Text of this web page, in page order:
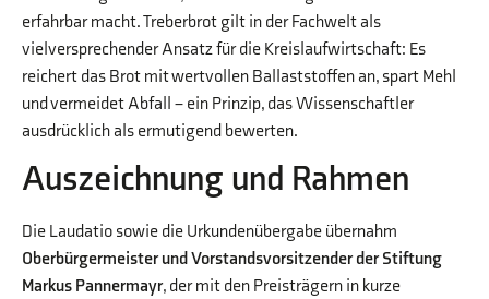
erfahrbar macht. Treberbrot gilt in der Fachwelt als
vielversprechender Ansatz für die Kreislaufwirtschaft: Es
reichert das Brot mit wertvollen Ballaststoffen an, spart Mehl
und vermeidet Abfall – ein Prinzip, das Wissenschaftler
ausdrücklich als ermutigend bewerten.
Auszeichnung und Rahmen
Die Laudatio sowie die Urkundenübergabe übernahm
Oberbürgermeister und Vorstandsvorsitzender der Stiftung
Markus Pannermayr, der mit den Preisträgern in kurze